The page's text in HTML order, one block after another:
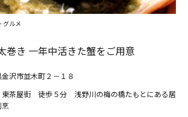
巻き 一年中活きた蟹をご用意
沢市並木町２－１８
東茶屋街 徒歩５分 浅野川の梅の橋たもとにある居
グルメ